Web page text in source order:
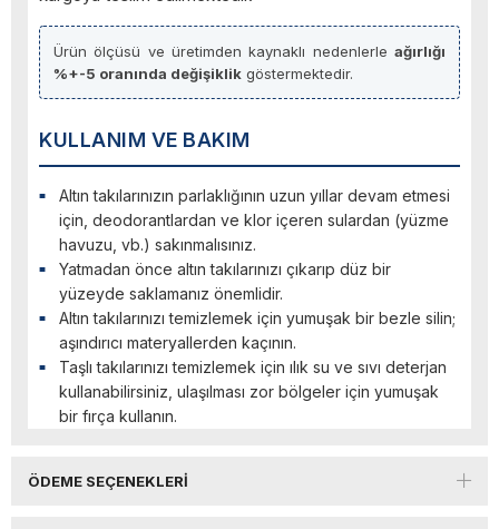
Ürün ölçüsü ve üretimden kaynaklı nedenlerle ağırlığı
%+-5 oranında değişiklik göstermektedir.
KULLANIM VE BAKIM
Altın takılarınızın parlaklığının uzun yıllar devam etmesi
için, deodorantlardan ve klor içeren sulardan (yüzme
havuzu, vb.) sakınmalısınız.
Yatmadan önce altın takılarınızı çıkarıp düz bir
yüzeyde saklamanız önemlidir.
Altın takılarınızı temizlemek için yumuşak bir bezle silin;
aşındırıcı materyallerden kaçının.
Taşlı takılarınızı temizlemek için ılık su ve sıvı deterjan
kullanabilirsiniz, ulaşılması zor bölgeler için yumuşak
bir fırça kullanın.
ÖDEME SEÇENEKLERI